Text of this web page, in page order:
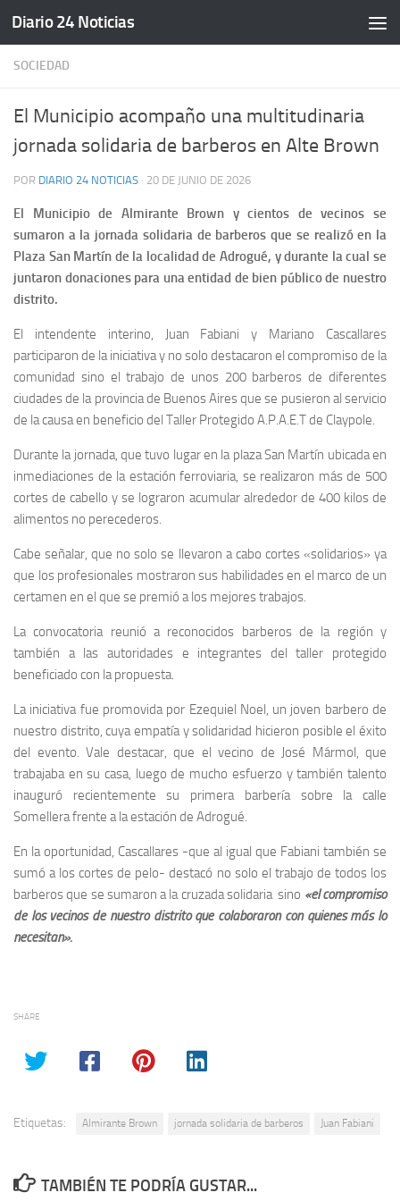
Saltar al contenido
Diario 24 Noticias
SOCIEDAD
El Municipio acompaño una multitudinaria
jornada solidaria de barberos en Alte Brown
POR DIARIO 24 NOTICIAS · 20 DE JUNIO DE 2026
El Municipio de Almirante Brown y cientos de vecinos se
sumaron a la jornada solidaria de barberos que se realizó en la
Plaza San Martín de la localidad de Adrogué, y durante la cual se
juntaron donaciones para una entidad de bien público de nuestro
distrito.
El intendente interino, Juan Fabiani y Mariano Cascallares
participaron de la iniciativa y no solo destacaron el compromiso de la
comunidad sino el trabajo de unos 200 barberos de diferentes
ciudades de la provincia de Buenos Aires que se pusieron al servicio
de la causa en beneficio del Taller Protegido A.P.A.E.T de Claypole.
Durante la jornada, que tuvo lugar en la plaza San Martín ubicada en
inmediaciones de la estación ferroviaria, se realizaron más de 500
cortes de cabello y se lograron acumular alrededor de 400 kilos de
alimentos no perecederos.
Cabe señalar, que no solo se llevaron a cabo cortes «solidarios» ya
que los profesionales mostraron sus habilidades en el marco de un
certamen en el que se premió a los mejores trabajos.
La convocatoria reunió a reconocidos barberos de la región y
también a las autoridades e integrantes del taller protegido
beneficiado con la propuesta.
La iniciativa fue promovida por Ezequiel Noel, un joven barbero de
nuestro distrito, cuya empatía y solidaridad hicieron posible el éxito
del evento. Vale destacar, que el vecino de José Mármol, que
trabajaba en su casa, luego de mucho esfuerzo y también talento
inauguró recientemente su primera barbería sobre la calle
Somellera frente a la estación de Adrogué.
En la oportunidad, Cascallares -que al igual que Fabiani también se
sumó a los cortes de pelo- destacó no solo el trabajo de todos los
barberos que se sumaron a la cruzada solidaria sino «el compromiso
de los vecinos de nuestro distrito que colaboraron con quienes más lo
necesitan».
SHARE
Etiquetas: Almirante Brown jornada solidaria de barberos Juan Fabiani
TAMBIÉN TE PODRÍA GUSTAR...